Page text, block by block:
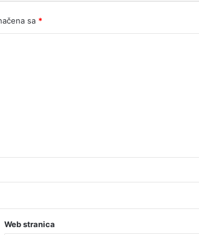
sa *
Web stranica